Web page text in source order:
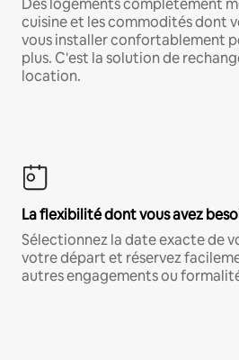
Des logements complètement
cuisine et les commodités dont
vous installer confortablement
plus. C'est la solution de
location.
La flexibilité dont vous avez
Sélectionnez la date exacte de
votre départ et réservez
autres engagements ou